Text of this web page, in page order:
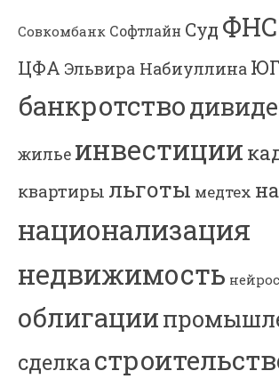
Совкомбанк Софтлайн Суд ФНС
ЦФА Эльвира Набиуллина
банкротство
жилье инвестиции
квартиры льготы медтех
национализация
недвижимость
облигации
сделка